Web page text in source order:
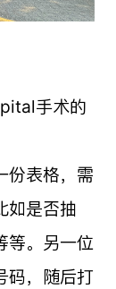
手术的
份表格，需
如是否抽
等。另一位
码，随后打